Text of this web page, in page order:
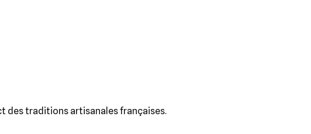
des traditions artisanales françaises.